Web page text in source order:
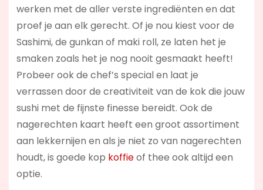
werken met de aller verste ingrediënten en dat
proef je aan elk gerecht. Of je nou kiest voor de
Sashimi, de gunkan of maki roll, ze laten het je
smaken zoals het je nog nooit gesmaakt heeft!
Probeer ook de chef’s special en laat je
verrassen door de creativiteit van de kok die jouw
sushi met de fijnste finesse bereidt. Ook de
nagerechten kaart heeft een groot assortiment
aan lekkernijen en als je niet zo van nagerechten
houdt, is goede kop koffieof thee ook altijd een
optie.